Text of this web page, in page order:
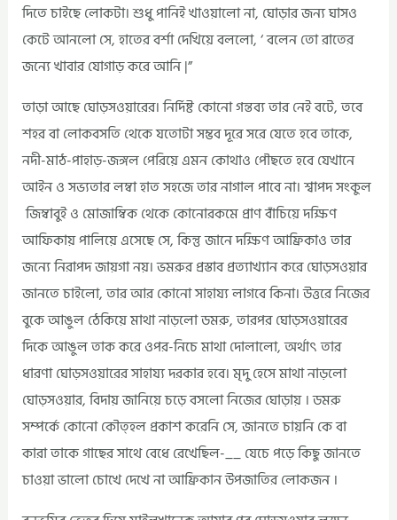
দিতে চাইছে লোকটা। শুধু পানিই খাওয়ালো না, ঘোড়ার জন্য ঘাসও
কেটে আনলো সে, হাতের বর্শা দেখিয়ে বললো, ‘ বলেন তো রাতের
জন্যে খাবার যোগাড় করে আনি |”
তাড়া আছে ঘোড়সওয়ারের। নির্দিষ্ট কোনো গন্তব্য তার নেই বটে, তবে
শহর বা লোকবসতি থেকে যতোটা সম্ভব দূরে সরে যেতে হবে তাকে,
নদী-মাঠ-পাহাড়-জঙ্গল পেরিয়ে এমন কোথাও পৌছতে হবে যেখানে
আইন ও সভ্যতার লম্বা হাত সহজে তার নাগাল পাবে না। শ্বাপদ সংকুল
জিম্বাবুই ও মোজাম্বিক থেকে কোনোরকমে প্রাণ বাঁচিয়ে দক্ষিণ
আফিকায় পালিয়ে এসেছে সে, কিন্তু জানে দক্ষিণ আফ্রিকাও তার
জন্যে নিরাপদ জায়গা নয়। ভমরুর প্রস্তাব প্রত্যাখ্যান করে ঘোড়সওয়ার
জানতে চাইলো, তার আর কোনো সাহায্য লাগবে কিনা। উত্তরে নিজের
বুকে আঙুল ঠেকিয়ে মাথা নাড়লো ডমরু, তারপর ঘোড়সওয়ারের
দিকে আঙুল তাক করে ওপর-নিচে মাথা দোলালো, অর্থাৎ তার
ধারণা ঘোড়সওয়ারের সাহায্য দরকার হবে। মৃদু হেসে মাথা নাড়লো
ঘোড়সওয়ার, বিদায় জানিয়ে চড়ে বসলো নিজের ঘোড়ায় । ডমরু
সম্পর্কে কোনো কৌত্হল প্রকাশ করেনি সে, জানতে চায়নি কে বা
কারা তাকে গাছের সাথে বেধে রেখেছিল-__ যেচে পড়ে কিছু জানতে
চাওয়া ভালো চোখে দেখে না আফ্রিকান উপজাতির লোকজন ।